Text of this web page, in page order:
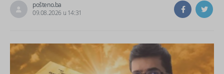
pošteno.ba
09.08.2026 u 14:31